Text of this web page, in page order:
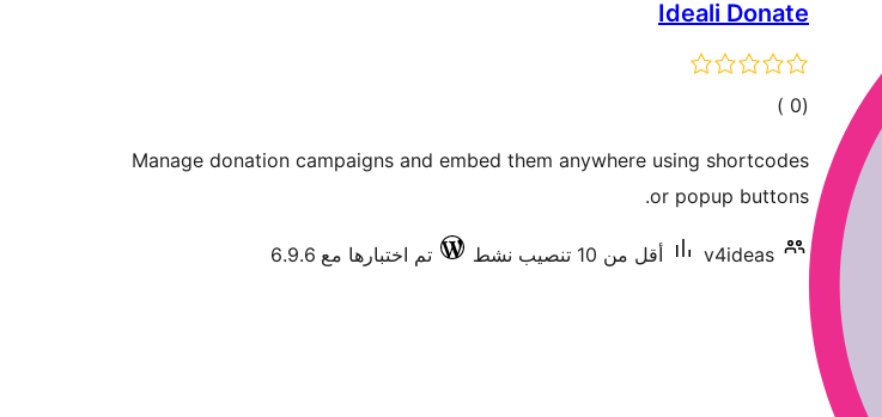
Ideali Donate
(0
إجمالي)
Manage donation campaigns and embed them anywhere using shortcodes
or popup buttons.
v4ideas أقل من 10 تنصيب نشط تم اختبارها مع 6.9.6